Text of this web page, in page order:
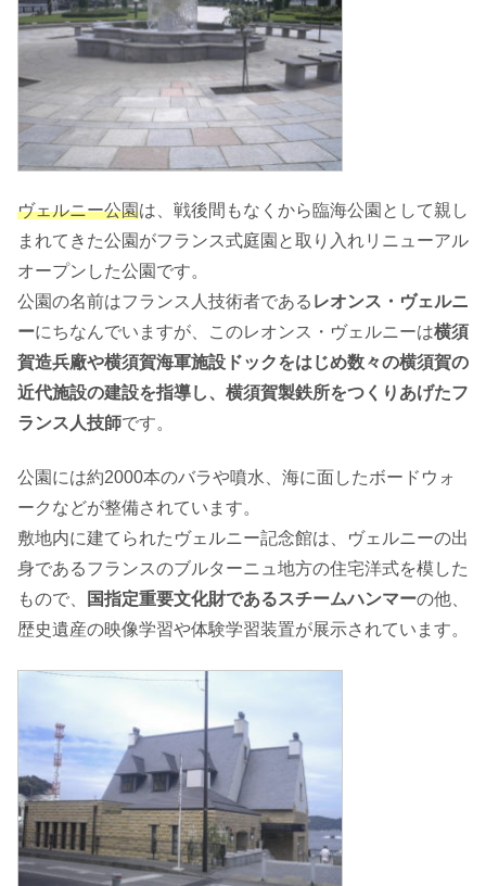
ヴェルニー公園は、戦後間もなくから臨海公園として親し
まれてきた公園がフランス式庭園と取り入れリニューアル
オープンした公園です。
公園の名前はフランス人技術者である レオンス・ヴェルニ
ーにちなんでいますが、このレオンス・ヴェルニーは横須
賀造兵廠や横須賀海軍施設ドックをはじめ数々の横須賀の
近代施設の建設を指導し、横須賀製鉄所をつくりあげたフ
ランス人技師です。
公園には約2000本のバラや噴水、海に面したボードウォ
ークなどが整備されています。
敷地内に建てられたヴェルニー記念館は、ヴェルニーの出
身であるフランスのブルターニュ地方の住宅洋式を模した
もので、
国指定重要文化財であるスチームハンマーの他、
歴史遺産の映像学習や体験学習装置が展示されています。